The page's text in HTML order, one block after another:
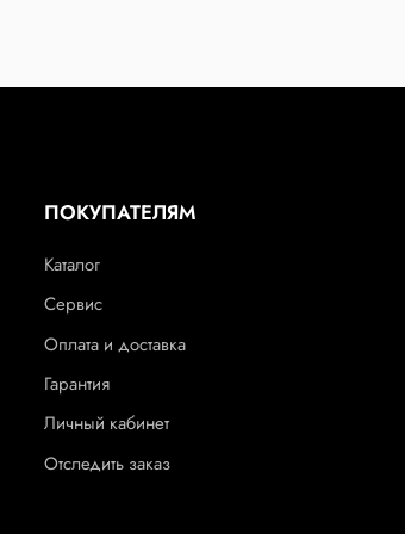
ПОКУПАТЕЛЯМ
Каталог
Сервис
Оплата и доставка
Гарантия
Личный кабинет
Отследить заказ